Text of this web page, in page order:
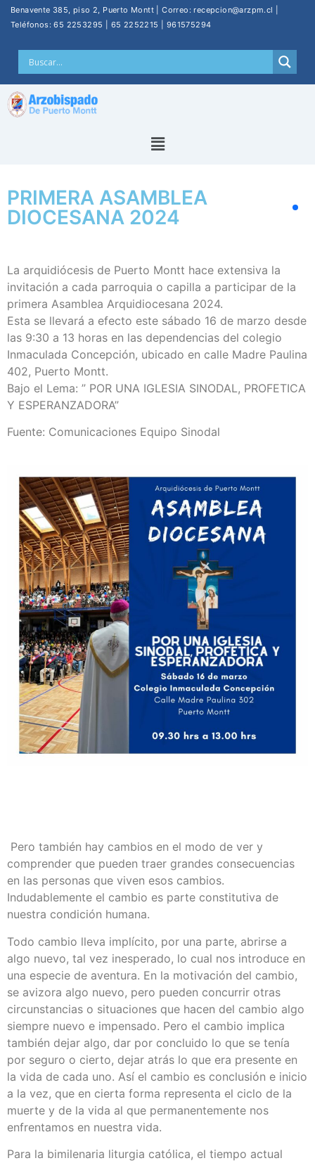
Benavente 385, piso 2, Puerto Montt | Correo: recepcion@arzpm.cl |
Teléfonos: 65 2253295 | 65 2252215 | 961575294
PRIMERA ASAMBLEA
DIOCESANA 2024
La arquidiócesis de Puerto Montt hace extensiva la
invitación a cada parroquia o capilla a participar de la
primera Asamblea Arquidiocesana 2024.
Esta se llevará a efecto este sábado 16 de marzo desde
las 9:30 a 13 horas en las dependencias del colegio
Inmaculada Concepción, ubicado en calle Madre Paulina
402, Puerto Montt.
Bajo el Lema: ” POR UNA IGLESIA SINODAL, PROFETICA
Y ESPERANZADORA”
Fuente: Comunicaciones Equipo Sinodal
Pero también hay cambios en el modo de ver y
comprender que pueden traer grandes consecuencias
en las personas que viven esos cambios.
Indudablemente el cambio es parte constitutiva de
nuestra condición humana.
Todo cambio lleva implícito, por una parte, abrirse a
algo nuevo, tal vez inesperado, lo cual nos introduce en
una especie de aventura. En la motivación del cambio,
se avizora algo nuevo, pero pueden concurrir otras
circunstancias o situaciones que hacen del cambio algo
siempre nuevo e impensado. Pero el cambio implica
también dejar algo, dar por concluido lo que se tenía
por seguro o cierto, dejar atrás lo que era presente en
la vida de cada uno. Así el cambio es conclusión e inicio
a la vez, que en cierta forma representa el ciclo de la
muerte y de la vida al que permanentemente nos
enfrentamos en nuestra vida.
Para la bimilenaria liturgia católica, el tiempo actual